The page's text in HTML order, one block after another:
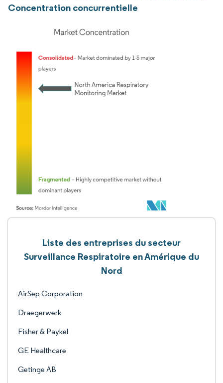
Concentration concurrentielle
Liste des entreprises du secteur
Surveillance Respiratoire en Amérique du
Nord
AirSep Corporation
Draegerwerk
Fisher & Paykel
GE Healthcare
Getinge AB